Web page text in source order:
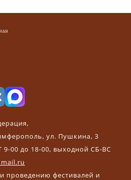
ул. Пушкина, 3
00 до 18-00, выходной СБ-ВС
проведению фестивалей и